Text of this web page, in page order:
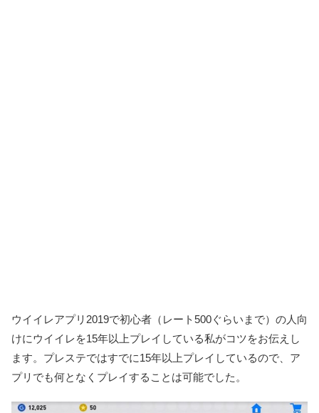
ウイイレアプリ2019で初心者（レート500ぐらいまで）の人向
けにウイイレを15年以上プレイしている私がコツをお伝えし
ます。プレステではすでに15年以上プレイしているので、ア
プリでも何となくプレイすることは可能でした。